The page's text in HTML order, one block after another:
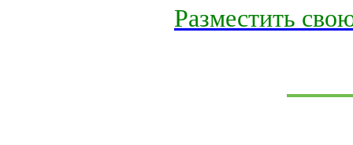
Разместить